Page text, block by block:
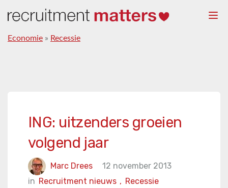
Economie » Recessie
ING: uitzenders groeien
volgend jaar
Marc Drees
12 november 2013
in
Recessie
Recruitment nieuws ,